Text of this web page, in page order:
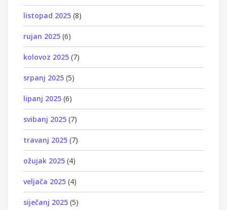
listopad 2025 (8)
rujan 2025 (6)
kolovoz 2025 (7)
srpanj 2025 (5)
lipanj 2025 (6)
svibanj 2025 (7)
travanj 2025 (7)
ožujak 2025 (4)
veljača 2025 (4)
siječanj 2025 (5)